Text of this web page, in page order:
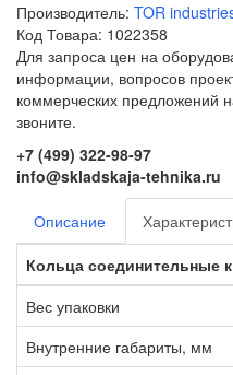
Производитель: TOR
Код Товара: 1022358
Для запроса цен на
информации, вопросов
коммерческих предложений
звоните.
+7 (499) 322-98-97
info@skladskaja-tehnika.ru
Описание
Кольца соединительные
Вес упаковки
Внутренние габариты, мм